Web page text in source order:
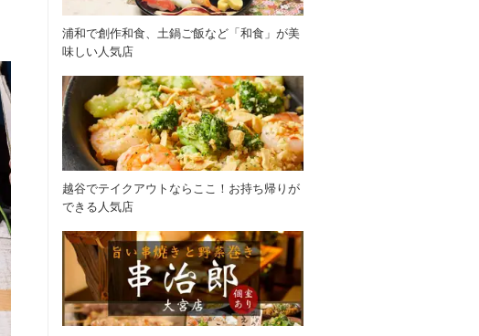
浦和で創作和食、土鍋ご飯など「和食」が美
味しい人気店
越谷でテイクアウトならここ！お持ち帰りが
できる人気店